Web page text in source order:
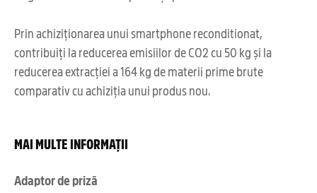
Prin achiziționarea unui smartphone reconditionat,
contribuiți la reducerea emisiilor de CO2 cu 50 kg și la
reducerea extracției a 164 kg de materii prime brute
comparativ cu achiziția unui produs nou.
MAI MULTE INFORMAȚII
Adaptor de priză